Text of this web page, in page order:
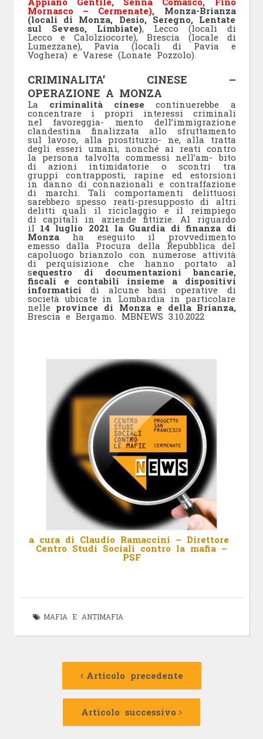
Mornasco – Cermenate), Monza-Brianza
(locali di Monza, Desio, Seregno, Lentate
sul Seveso, Limbiate), Lecco (locali di
Lecco e Calolziocorte), Brescia (locale di
Lumezzane), Pavia (locali di Pavia e
Voghera) e Varese (Lonate Pozzolo).
CRIMINALITA’ CINESE –
OPERAZIONE A MONZA
La criminalità cinese continuerebbe a
concentrare i propri interessi criminali
nel favoreggia- mento dell’immigrazione
clandestina finalizzata allo sfruttamento
sul lavoro, alla prostituzio- ne, alla tratta
degli esseri umani, nonché ai reati contro
la persona talvolta commessi nell’am- bito
di azioni intimidatorie o scontri tra
gruppi contrapposti, rapine ed estorsioni
in danno di connazionali e contraffazione
di marchi. Tali comportamenti delittuosi
sarebbero spesso reati-presupposto di altri
delitti quali il riciclaggio e il reimpiego
di capitali in aziende fittizie. Al riguardo
il 14 luglio 2021 la Guardia di finanza di
Monzaha eseguito il provvedimento
emesso dalla Procura della Repubblica del
capoluogo brianzolo con numerose attività
di perquisizione che hanno portato al
sequestro di documentazioni bancarie,
fiscali e contabili insieme a dispositivi
informatici di alcune basi operative di
società ubicate in Lombardia in particolare
nelle province di Monza e della Brianza,
Brescia e Bergamo. MBNEWS 3.10.2022
a cura di Claudio Ramaccini – Direttore
Centro Studi Sociali contro la mafia –
PSF
MAFIA E ANTIMAFIA
Navigazione
Articolo precedente
Articolo
Articolo successivo
Articolo